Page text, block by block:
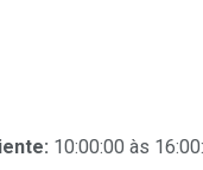
10:00:00 às